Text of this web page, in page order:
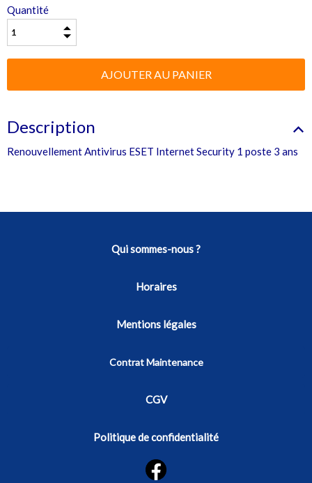
Quantité
Description
Renouvellement Antivirus ESET Internet Security 1 poste 3 ans
Qui sommes-nous ?
Horaires
Mentions légales
Contrat Maintenance
CGV
Politique de confidentialité